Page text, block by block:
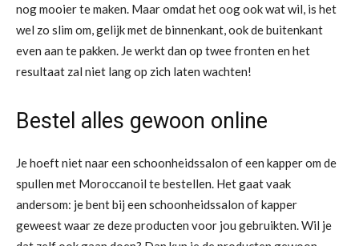
nog mooier te maken. Maar omdat het oog ook wat wil, is het
wel zo slim om, gelijk met de binnenkant, ook de buitenkant
even aan te pakken. Je werkt dan op twee fronten en het
resultaat zal niet lang op zich laten wachten!
Bestel alles gewoon online
Je hoeft niet naar een schoonheidssalon of een kapper om de
spullen met Moroccanoil te bestellen. Het gaat vaak
andersom: je bent bij een schoonheidssalon of kapper
geweest waar ze deze producten voor jou gebruikten. Wil je